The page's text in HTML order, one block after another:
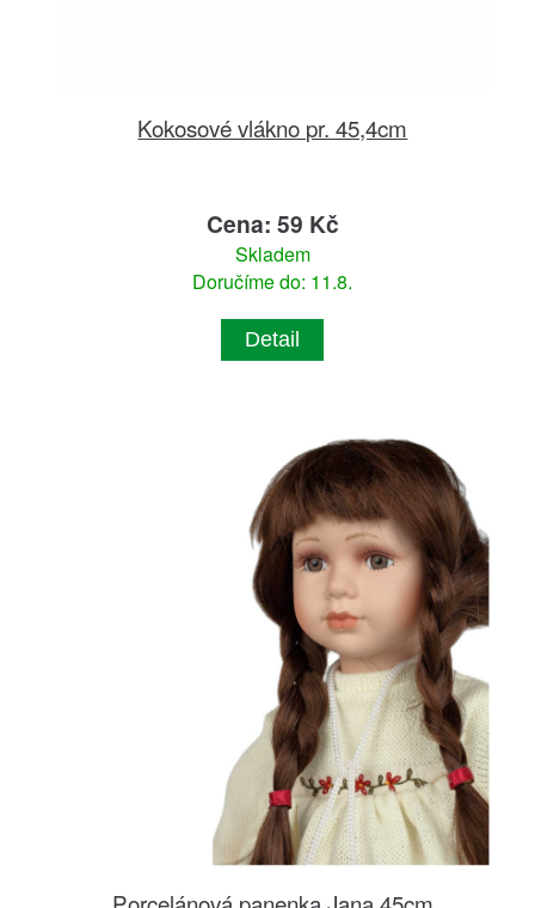
Kokosové vlákno pr. 45,4cm
Cena: 59 Kč
Skladem
Doručíme do: 11.8.
Detail